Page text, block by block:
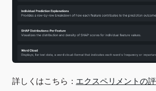
詳しくはこちら： エクスペリメントの